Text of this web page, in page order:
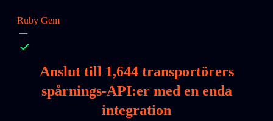
Ruby Gem
Anslut till 1,644transportörers
spårnings-API:er med en enda
integration